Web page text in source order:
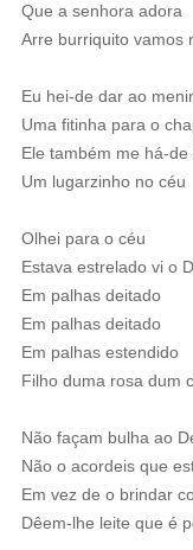
Que a senhora adora
Arre burriquito vamos
Eu hei-de dar ao
Uma fitinha para o
Ele também me há-de
Um lugarzinho no céu
Olhei para o céu
Estava estrelado vi o
Em palhas deitado
Em palhas deitado
Em palhas estendido
Filho duma rosa dum
Não façam bulha ao
Não o acordeis que
Em vez de o brindar
Dêem-lhe leite que é